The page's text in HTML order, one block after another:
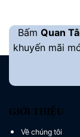
Bấm Quan
khuyến mãi
GIỚI THIỆU
Về chúng tôi